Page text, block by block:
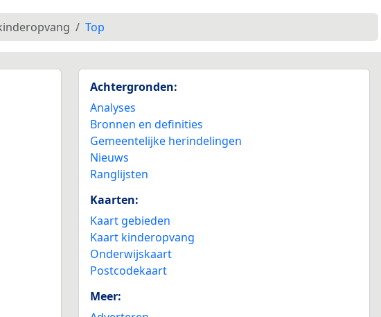
Top
Achtergronden:
Analyses
Bronnen en definities
Gemeentelijke herindelingen
Nieuws
Ranglijsten
Kaarten:
Kaart gebieden
Kaart kinderopvang
Onderwijskaart
Postcodekaart
Meer: